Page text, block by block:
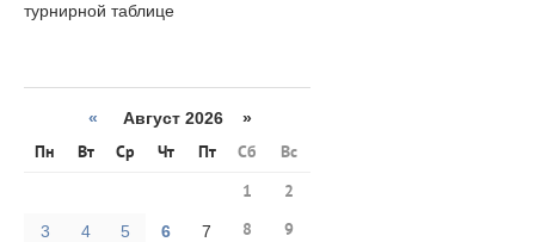
турнирной таблице
« Август 2026 »
Пн Вт Ср Чт Пт Сб
Вс
1
2
3 4 5 6 7 8 9